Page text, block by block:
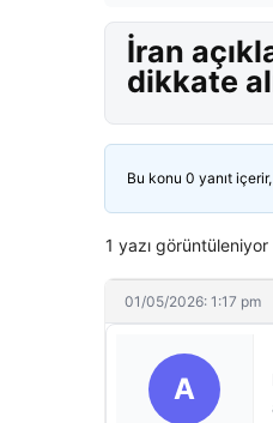
İran
dikkate
Bu konu 0 yanıt
1 yazı
01/05/2026: 1:17 pm
A